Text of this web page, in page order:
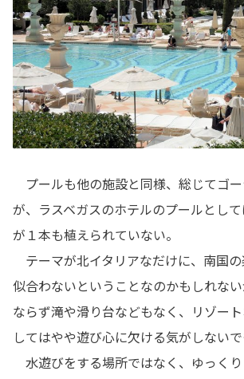
プールも他の施設と同様、総じてゴー
が、ラスベガスのホテルのプールとし
が１本も植えられていない。
テーマが北イタリアなだけに、南国
似合わないということなのかもしれな
ならず滝や滑り台などもなく、リゾー
してはやや遊び心に欠ける気がしないで
水遊びをする場所ではなく、ゆっく